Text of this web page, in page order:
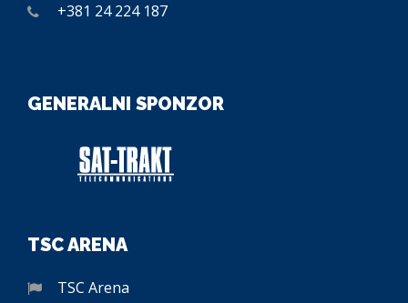
+381 24 224 187
GENERALNI SPONZOR
TSC ARENA
TSC Arena